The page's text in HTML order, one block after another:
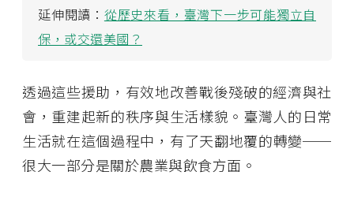
延伸閱讀： 從歷史來看，臺灣下一步可能獨立自
保，或交還美國？
透過這些援助，有效地改善戰後殘破的經濟與社
會，重建起新的秩序與生活樣貌。臺灣人的日常
生活就在這個過程中，有了天翻地覆的轉變──
很大一部分是關於農業與飲食方面。